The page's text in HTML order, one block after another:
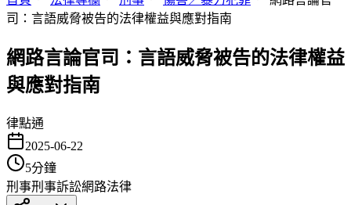
司：言語威脅被告的法律權益與應對指南
網路言論官司：言語威脅被告的法律權益
與應對指南
律點通
2025-06-22
5分鐘
刑事刑事訴訟網路法律